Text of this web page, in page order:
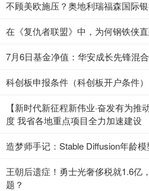
不顾美欧施压？奥地利瑞福森国际
在《复仇者联盟》中，为何钢铁侠
7月6日基金净值：华安成长先锋混
科创板申报条件（科创板开户条件）
【新时代新征程新伟业·奋发有为推
度 我省各地重点项目全力加速建设
造梦师手记：Stable Diffusion年龄
王朝后遗症！勇士光奢侈税就1.6亿
题？